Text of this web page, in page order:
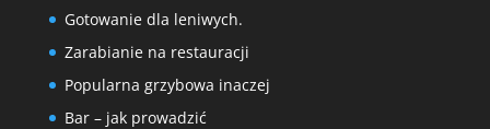
Gotowanie dla leniwych.
Zarabianie na restauracji
Popularna grzybowa inaczej
Bar – jak prowadzić